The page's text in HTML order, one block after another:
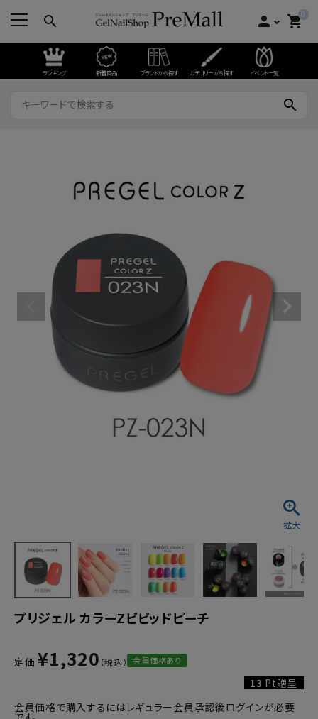
search person 0
shopping_cart
ランキング 新着商品 ブランドから探す カテゴリーから探す イベント一覧
search
プリジェル カラーZビビッドピーチ
定価 ¥1,320 会員価格あり
13 Pt贈呈
会員価格で購入するにはレギュラー会員承認後ログインが必要